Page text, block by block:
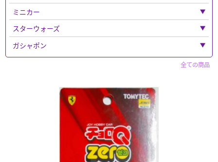
チョロＱゼロ
「ディズニー」全て
ボックス入り
鉄人２８号
ルパン三世
パペットマスター
仮面ライダー
スポーン
マクロス
ウエポンなど
「フィギュア」全て
ホットトイズ
ミニカー
ドリームトミカ
警察車両
買取品
マツダ
CAR・NEL
PREMiUM・X
WiT'S
スターウォーズ
フィギュア
ガシャポン
仮面ライダー
食玩など
ドラゴンボールZ
奇譚クラブ
ワンピース
全ての商品